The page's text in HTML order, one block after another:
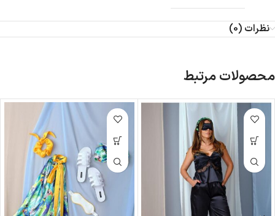
نظرات (0)
محصولات مرتبط